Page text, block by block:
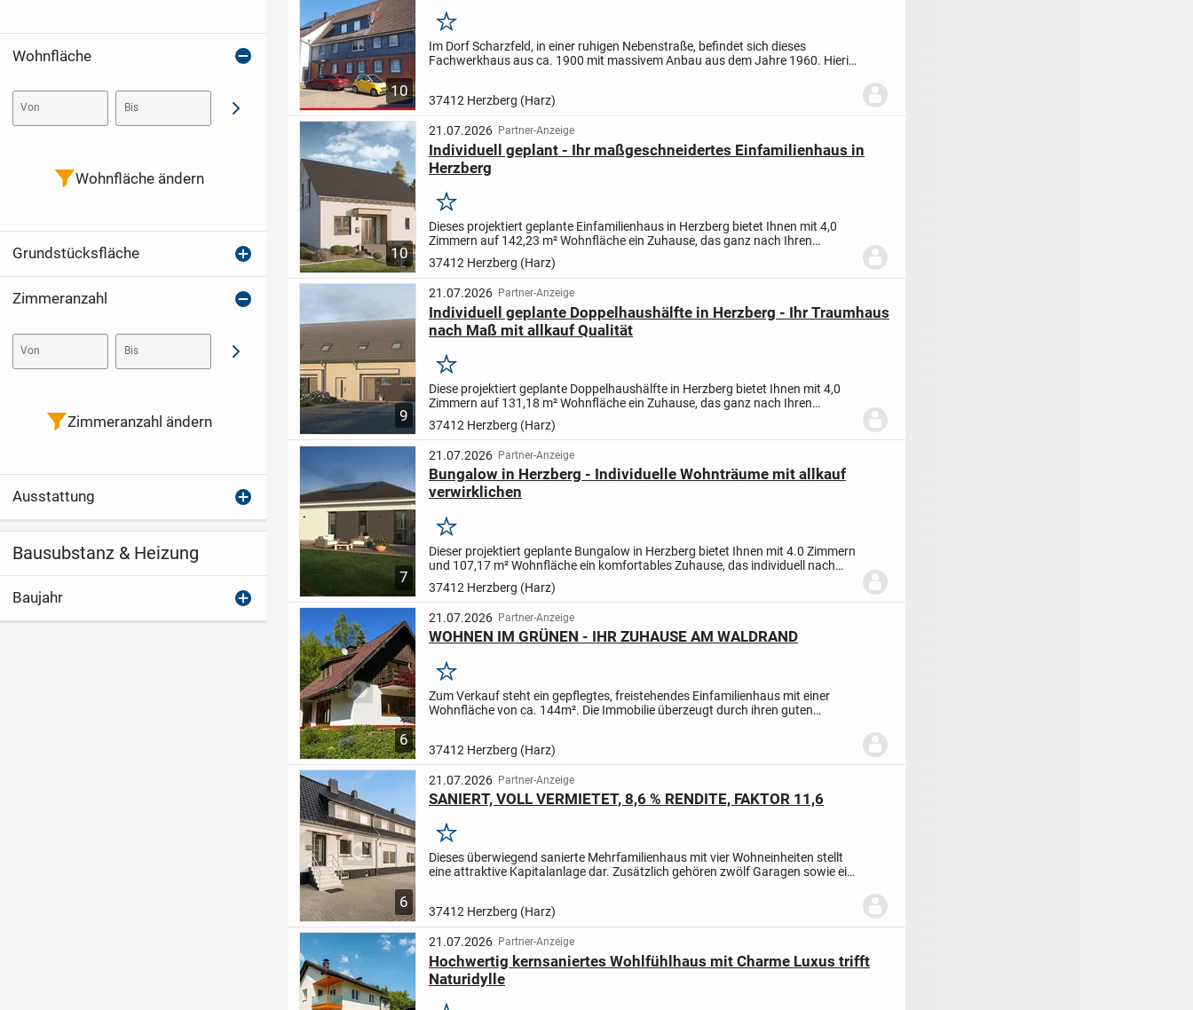
10
Merken
Im Dorf Scharzfeld, in einer ruhigen Nebenstraße, befindet sich dieses
Fachwerkhaus aus ca. 1900 mit massivem Anbau aus dem Jahre 1960. Hierin
37412 Herzberg (Harz)
10
21.07.2026 Partner-Anzeige
Individuell geplant - Ihr maßgeschneidertes Einfamilienhaus in
Herzberg
Merken
Dieses projektiert geplante Einfamilienhaus in Herzberg bietet Ihnen mit 4,0
Zimmern auf 142,23 m² Wohnfläche ein Zuhause, das ganz nach Ihren
Wünschen und Vorstellungen gestaltet wird. Auf einem 503...
37412 Herzberg (Harz)
9
21.07.2026 Partner-Anzeige
Individuell geplante Doppelhaushälfte in Herzberg - Ihr Traumhaus
nach Maß mit allkauf Qualität
Merken
Diese projektiert geplante Doppelhaushälfte in Herzberg bietet Ihnen mit 4,0
Zimmern auf 131,18 m² Wohnfläche ein Zuhause, das ganz nach Ihren
Wünschen gestaltet wird. Auf einem großzügigen 503 m²...
37412 Herzberg (Harz)
7
21.07.2026 Partner-Anzeige
Bungalow in Herzberg - Individuelle Wohnträume mit allkauf
verwirklichen
Merken
Dieser projektiert geplante Bungalow in Herzberg bietet Ihnen mit 4.0 Zimmern
und 107,17 m² Wohnfläche ein komfortables Zuhause, das individuell nach
Ihren Wünschen gestaltet wird. Auf einem...
37412 Herzberg (Harz)
6
21.07.2026 Partner-Anzeige
WOHNEN IM GRÜNEN - IHR ZUHAUSE AM WALDRAND
Merken
Zum Verkauf steht ein gepflegtes, freistehendes Einfamilienhaus mit einer
Wohnfläche von ca. 144m². Die Immobilie überzeugt durch ihren guten
37412 Herzberg (Harz)
6
21.07.2026 Partner-Anzeige
SANIERT, VOLL VERMIETET, 8,6 % RENDITE, FAKTOR 11,6
Merken
Dieses überwiegend sanierte Mehrfamilienhaus mit vier Wohneinheiten stellt
eine attraktive Kapitalanlage dar. Zusätzlich gehören zwölf Garagen sowie ein
37412 Herzberg (Harz)
21.07.2026 Partner-Anzeige
Hochwertig kernsaniertes Wohlfühlhaus mit Charme Luxus trifft
Naturidylle
Wohnfläche
Von Bis Abschicken
Wohnfläche ändern
Grundstücksfläche
Zimmeranzahl
Von Bis Abschicken
Zimmeranzahl ändern
Ausstattung
Bausubstanz & Heizung
Baujahr